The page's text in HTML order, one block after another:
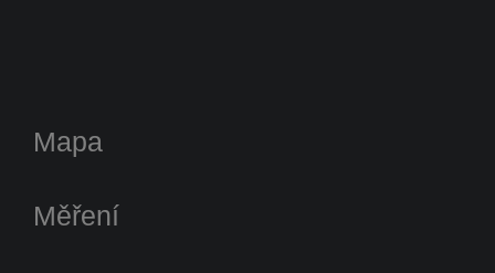
Mapa
Měření